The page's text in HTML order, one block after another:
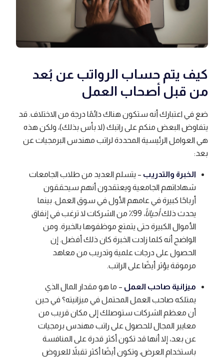
كيف يتم حساب الرواتب عن بُعد
من قبل أصحاب العمل
ضع في اعتبارك أنه ستكون هناك دائمًا درجة من الاختلاف. قد
يتفاوض البعض منكم على راتبك (لا بأس بذلك)، ولكن هذه
هي العوامل الرئيسية المحددة لراتب مهندس البرمجيات عن
بعد:
الخبرة والتدريب – يتسلم العديد من طلاب الجامعات
شهاداتهم الجامعية ويعتقدون أنهم سيحققون
أرباحًا كبيرة في عامهم الأول في سوق العمل. بينما
يحدث ذلكأحياناً
، 99٪ من الشركات لا ترغب في إنفاق
الأموال الكبيرة حتى يتمتع موظفوها بالخبرة. ومن
الواضح أنه كلما زادت الخبرة كان ذلك أفضل. إن
الحصول على درجات علمية وتدريب من معاهد
مرموقة يؤثر أيضًا على الراتب.
ميزانية صاحب العمل – ما هو مقدار المال الذي
يمتلكه صاحب العمل المحتمل في ميزانيته؟ في حين
أن معظم الشركات ستوصلك إلى مكان قريب من
معايير المجال للحصول على راتب مهندس برمجيات
عن بعد، إلا أنها قد تكون أكثر قدرة على المنافسة
باستخدام العرض، وتكون أيضًا أكثر تقبلاً للعروض